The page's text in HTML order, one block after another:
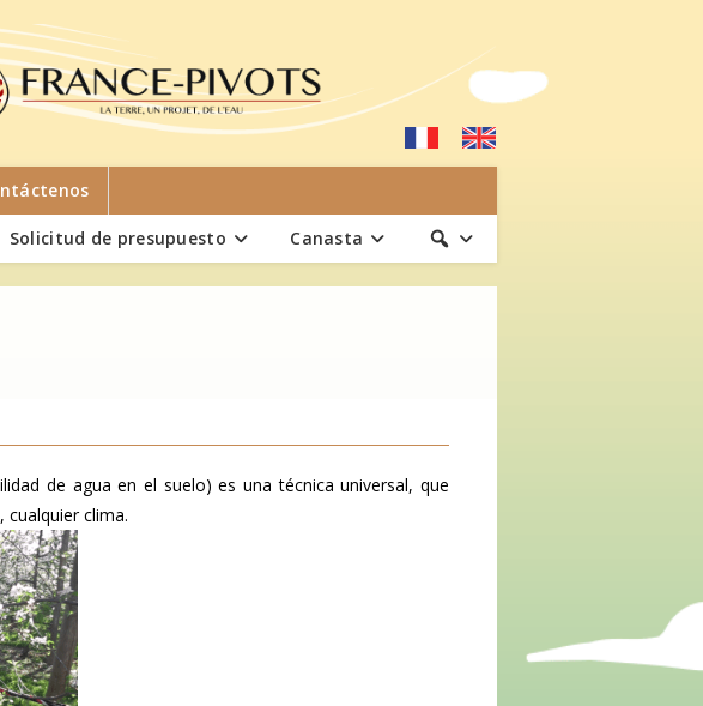
Canasta
Solicitud de presupuesto
de agua en el suelo) es una técnica universal, que
clima.